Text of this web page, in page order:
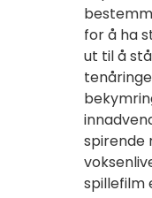
for å ha
ut til å
spirende
spillefilm